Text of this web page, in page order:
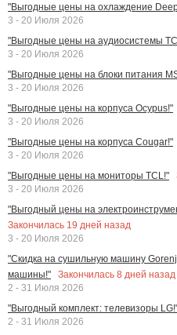
"Выгодные цены на охлаждение
3 - 20 Июля 2026
"Выгодные цены на аудиосистемы
3 - 20 Июля 2026
"Выгодные цены на блоки питания
3 - 20 Июля 2026
"Выгодные цены на корпуса Ocypus!"
3 - 20 Июля 2026
"Выгодные цены на корпуса Cougar!"
3 - 20 Июля 2026
"Выгодные цены на мониторы TCL!"
3 - 20 Июля 2026
"Выгодный цены на
Закончилась 19 дней назад
3 - 20 Июля 2026
"Скидка на сушильную машину
машины!"
Закончилась 8 дней назад
2 - 31 Июля 2026
"Выгодный комплект: телевизоры
2 - 31 Июля 2026